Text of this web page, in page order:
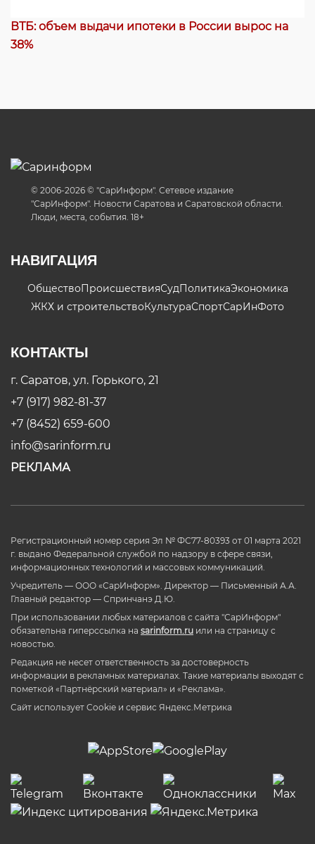
ВТБ: объем выдачи ипотеки в России вырос на
38%
© 2006-2026 © "СарИнформ". Сетевое издание
"СарИнформ". Новости Саратова и Саратовской области.
Люди, места, события. 18+
НАВИГАЦИЯ
ОбществоПроисшествияСудПолитикаЭкономика
ЖКХ и строительствоКультураСпортСарИнФото
КОНТАКТЫ
г. Саратов, ул. Горького, 21
+7 (917) 982-81-37
+7 (8452) 659-600
info@sarinform.ru
РЕКЛАМА
Регистрационный номер серия Эл № ФС77-80393 от 01 марта 2021
г. выдано Федеральной службой по надзору в сфере связи,
информационных технологий и массовых коммуникаций.
Учредитель — ООО «СарИнформ». Директор — Письменный А.А.
Главный редактор — Спринчанэ Д.Ю.
При использовании любых материалов с сайта "СарИнформ"
обязательна гиперссылка на sarinform.ru или на страницу с
новостью.
Редакция не несет ответственность за достоверность
информации в рекламных материалах. Такие материалы выходят с
пометкой «Партнёрский материал» и «Реклама».
Сайт использует Cookie и сервиc Яндекс.Метрика